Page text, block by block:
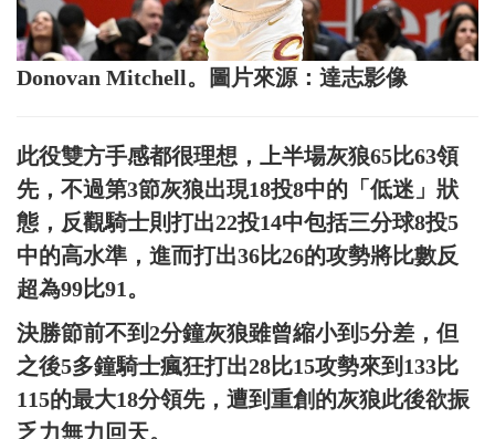
Donovan Mitchell。圖片來源：達志影像
此役雙方手感都很理想，上半場灰狼65比63領
先，不過第3節灰狼出現18投8中的「低迷」狀
態，反觀騎士則打出22投14中包括三分球8投5
中的高水準，進而打出36比26的攻勢將比數反
超為99比91。
決勝節前不到2分鐘灰狼雖曾縮小到5分差，但
之後5多鐘騎士瘋狂打出28比15攻勢來到133比
115的最大18分領先，遭到重創的灰狼此後欲振
乏力無力回天。